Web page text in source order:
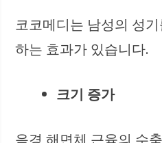
코코메디는 남성의 성
하는 효과가 있습니다.
크기 증가
음경 해면체 근육의 수